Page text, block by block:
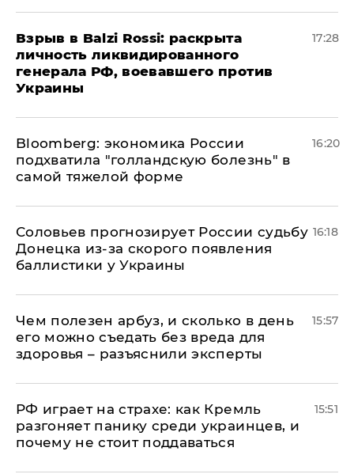
​Взрыв в Balzi Rossi: раскрыта
личность ликвидированного
генерала РФ, воевавшего против
Украины
17:28
Bloomberg: экономика России
подхватила "голландскую болезнь" в
самой тяжелой форме
16:20
Соловьев прогнозирует России судьбу
Донецка из-за скорого появления
баллистики у Украины
16:18
Чем полезен арбуз, и сколько в день
его можно съедать без вреда для
здоровья – разъяснили эксперты
15:57
РФ играет на страхе: как Кремль
разгоняет панику среди украинцев, и
почему не стоит поддаваться
15:51